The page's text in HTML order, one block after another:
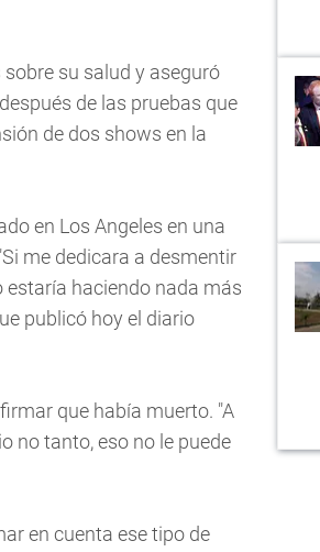
su salud y aseguró
de las pruebas que
de dos shows en la
en Los Angeles en una
me dedicara a desmentir
estaría haciendo nada más
publicó hoy el diario
que había muerto. "A
no tanto, eso no le puede
en cuenta ese tipo de